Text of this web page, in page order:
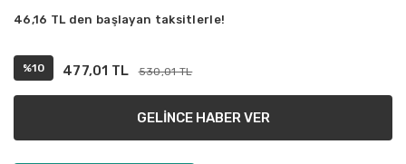
46,16 TL den başlayan taksitlerle!
%10 477,01 TL 530,01 TL
GELİNCE HABER VER